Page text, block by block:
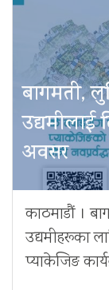
बागमती,
उद्यमीलाई
अवसर
काठमाडौं ।
उद्यमीहरूका
प्याकेजिङ